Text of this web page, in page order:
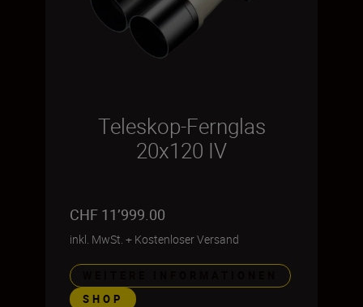
Teleskop-Fernglas
20x120 IV
CHF 11’999.00
inkl. MwSt. + Kostenloser Versand
SHOP